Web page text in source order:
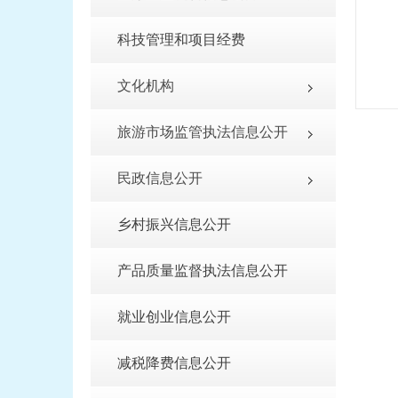
科技管理和项目经费
文化机构
旅游市场监管执法信息公开
民政信息公开
乡村振兴信息公开
产品质量监督执法信息公开
就业创业信息公开
减税降费信息公开